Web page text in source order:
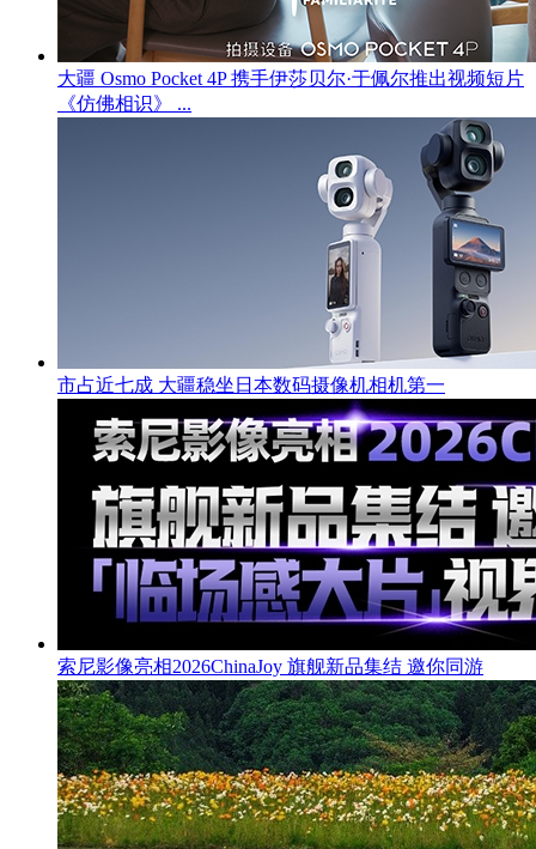
大疆 Osmo Pocket 4P 携手伊莎贝尔·于佩尔推出视频短片
《仿佛相识》 ...
市占近七成 大疆稳坐日本数码摄像机相机第一
索尼影像亮相2026ChinaJoy 旗舰新品集结 邀你同游